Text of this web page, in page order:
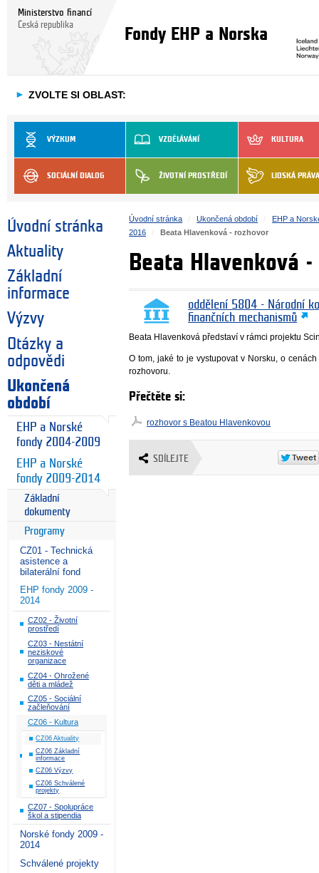
Ministerstvo financí
Česká republika
Fondy EHP a Norska
► ZVOLTE SI OBLAST:
VÝZKUM VZDĚLÁVÁNÍ KULTURA
SOCIÁLNÍ DIALOG ŽIVOTNÍ PROSTŘEDÍ LIDSKÁ PRÁVA
Úvodní stránka
Aktuality
Základní
informace
Výzvy
Otázky a
odpovědi
Ukončená
období
EHP a Norské
fondy 2004-2009
EHP a Norské
fondy 2009-2014
Základní
dokumenty
Programy
CZ01 - Technická
asistence a
bilaterální fond
EHP fondy 2009 -
2014
CZ02 - Životní
prostředí
CZ03 - Nestátní
neziskové
organizace
CZ04 - Ohrožené
děti a mládež
CZ05 - Sociální
začleňování
CZ06 - Kultura
CZ06 Aktuality
CZ06 Základní
informace
CZ06 Výzvy
CZ06 Schválené
projekty
CZ07 - Spolupráce
škol a stipendia
Norské fondy 2009 -
2014
Schválené projekty
Úvodní stránka Ukončená období
EHP a
2016
Beata Hlavenková - rozhovor
Beata Hlavenková
oddělení 5804 - Národní
finančních mechanismů
Beata Hlavenková představí v rámci projektu
O tom, jaké to je vystupovat v Norsku, o
rozhovoru.
Přečtěte si:
rozhovor s Beatou Hlavenkovou
SDÍLEJTE